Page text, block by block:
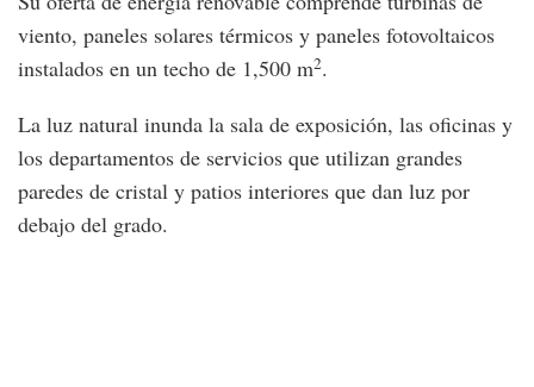
viento, paneles solares térmicos y paneles fotovoltaicos
instalados en un techo de 1,500 m2.
La luz natural inunda la sala de exposición, las oficinas y
los departamentos de servicios que utilizan grandes
paredes de cristal y patios interiores que dan luz por
debajo del grado.